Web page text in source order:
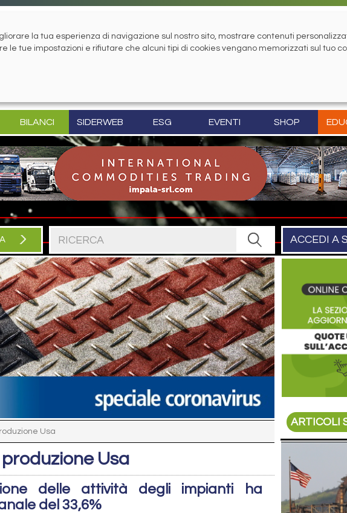
BILANCI SIDERWEB ESG EVENTI SHOP
ACCEDI A
Usa
Usa
delle attività degli impianti ha
del 33,6%
ARTICOLI
la tua esperienza di navigazione sul nostro sito, mostrare contenuti
le tue impostazioni e rifiutare che alcuni tipi di cookies vengano memorizzati sul tuo